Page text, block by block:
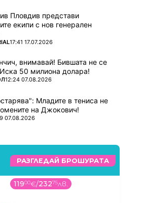
Пловдив представи
екипи с нов генерален
17:41 17.07.2026
внимавай! Бившата не се
Иска 50 милиона долара!
12:24 07.08.2026
Младите в тениса не
на Джокович!
07.08.2026
РАЗГЛЕДАЙ БРОШУРАТА
11900€/23275лв.